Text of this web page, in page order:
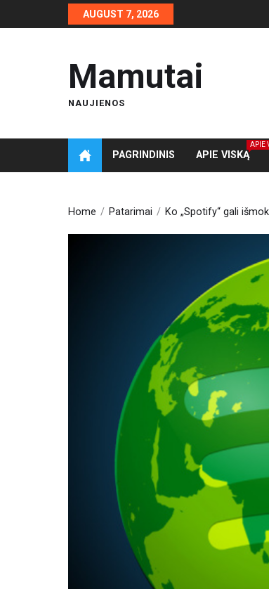
to
AUGUST 7, 2026
Mamutai
NAUJIENOS
PAGRINDINIS APIE VISKĄ
APIE
Home Patarimai Ko „Spotify“ gali